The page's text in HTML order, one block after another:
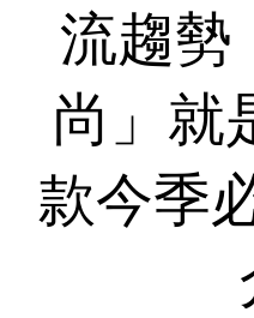
流趨勢
尚」就
款今季